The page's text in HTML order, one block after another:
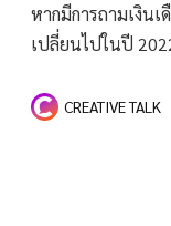
หากมีการถามเงิน
เปลี่ยนไปในปี
CREATIVE TALK